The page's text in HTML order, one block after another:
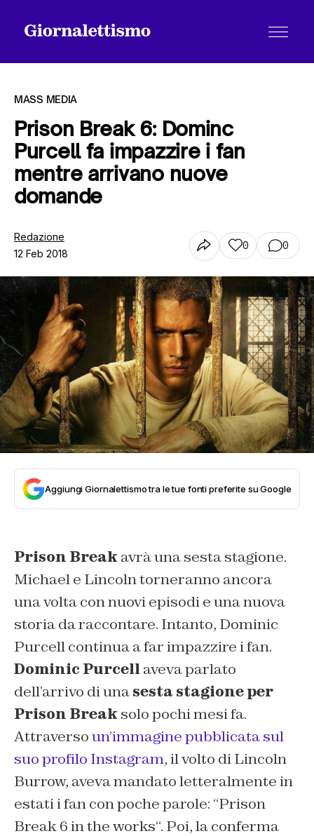
Tutti gli articoli
MASS MEDIA
Prison Break 6: Dominc
Purcell fa impazzire i fan
mentre arrivano nuove
domande
Redazione
12 Feb 2018
0 0
Aggiungi Giornalettismo tra le tue fonti preferite su Google
Prison Break avrà una sesta stagione.
Michael e Lincoln torneranno ancora
una volta con nuovi episodi e una nuova
storia da raccontare. Intanto, Dominic
Purcell continua a far impazzire i fan.
Dominic Purcell aveva parlato
dell’arrivo di unasesta stagione per
Prison Break solo pochi mesi fa.
Attraversoun’immagine pubblicata sul
suo profilo Instagram, il volto di Lincoln
Burrow, aveva mandato letteralmente in
estati i fan con poche parole: “Prison
Break 6 in the works“. Poi, la conferma